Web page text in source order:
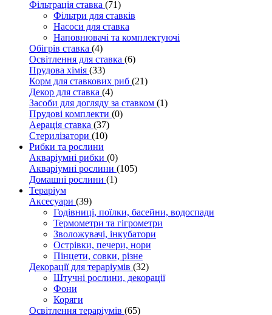
Фільтрація ставка (71)
Фільтри для ставків
Насоси для ставка
Наповнювачі та комплектуючі
Обігрів ставка (4)
Освітлення для ставка (6)
Прудова хімія (33)
Корм для ставкових риб (21)
Декор для ставка (4)
Засоби для догляду за ставком (1)
Прудові комплекти (0)
Аерація ставка (37)
Стерилізатори (10)
Рибки та рослини
Акваріумні рибки (0)
Акваріумні рослини (105)
Домашні рослини (1)
Тераріум
Аксесуари (39)
Годівниці, поїлки, басейни, водоспади
Термометри та гігрометри
Зволожувачі, інкубатори
Острівки, печери, нори
Пінцети, совки, різне
Декорації для тераріумів (32)
Штучні рослини, декорації
Фони
Коряги
Освітлення тераріумів (65)